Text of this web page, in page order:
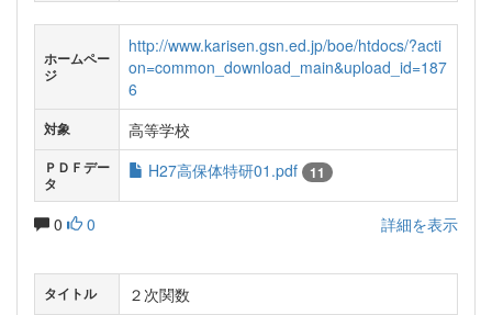
ホームペー
ジ
http://www.karisen.gsn.ed.jp/boe/htdocs/?acti
on=common_download_main&upload_id=187
6
対象 高等学校
ＰＤＦデー
タ
H27高保体特研01.pdf 11
0 0 詳細を表示
タイトル ２次関数